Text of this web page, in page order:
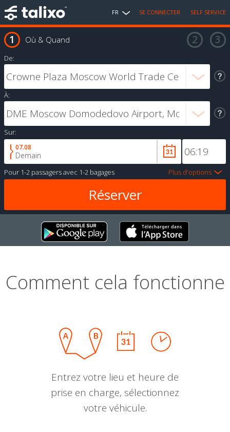
FR SE CONNECTER SELF SERVICE
Où & Quand
De:
À:
Sur:
07.08
Demain
Pour 1-2 passagersavec 1-2 bagages Plus d'options
Comment cela fonctionne
Entrez votre lieu et heure de
prise en charge, sélectionnez
votre véhicule.